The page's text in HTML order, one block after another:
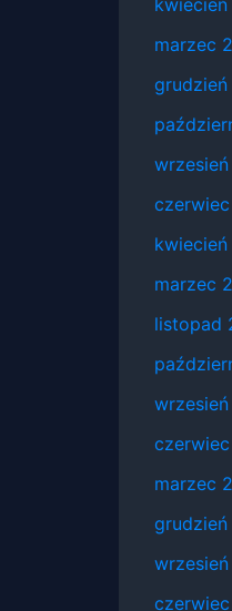
kwiecień
marzec
grudzień
wrzesień
czerwiec
kwiecień
marzec
listopad
marzec